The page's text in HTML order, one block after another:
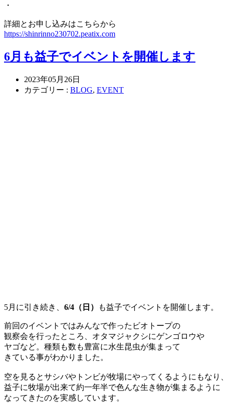
・
詳細とお申し込みはこちらから
https://shinrinno230702.peatix.com
6月も益子でイベントを開催します
2023年05月26日
カテゴリー : BLOG, EVENT
5月に引き続き、 6/4（日） も益子でイベントを開催します。
前回のイベントではみんなで作ったビオトープの
観察会を行ったところ、オタマジャクシにゲンゴロウや
ヤゴなど。種類も数も豊富に水生昆虫が集まって
きている事がわかりました。
空を見るとサシバやトンビが牧場にやってくるようにもなり、
益子に牧場が出来て約一年半で色んな生き物が集まるように
なってきたのを実感しています。